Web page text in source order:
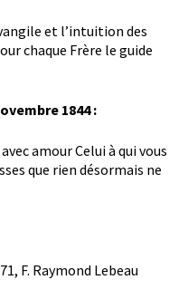
et l’intuition des
chaque Frère le guide
1844 :
amour Celui à qui vous
que rien désormais ne
F. Raymond Lebeau